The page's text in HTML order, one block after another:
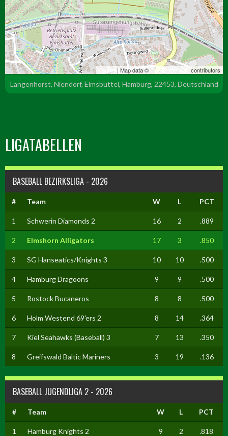
Leaflet | Map data © OpenStreetMapcontributors
Langenhorst, Niendorf, Eimsbüttel, Hamburg, 22453, Deutschland
LIGATABELLEN
BASEBALL BEZIRKSLIGA - 2026
# Team W L PCT
1 Schwerin Diamonds 2 16 2 .889
2 Elmshorn Alligators 17 3 .850
3 SG Hanseatics/Knights 3 10 10 .500
4 Hamburg Dragoons 9 9 .500
5 Rostock Bucaneros 8 8 .500
6 Holm Westend 69'ers 2 8 14 .364
7 Kiel Seahawks (Baseball) 3 7 13 .350
8 Greifswald Baltic Mariners 3 19 .136
BASEBALL JUGENDLIGA 2 - 2026
# Team W L PCT
1 Hamburg Knights 2 9 2 .818